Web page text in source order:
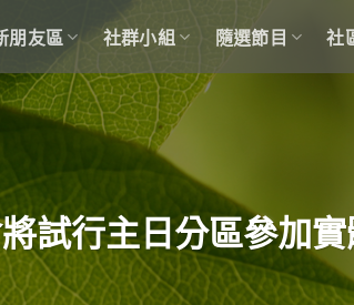
朋友區 社群小組 隨選節目 社
試行主日分區參加